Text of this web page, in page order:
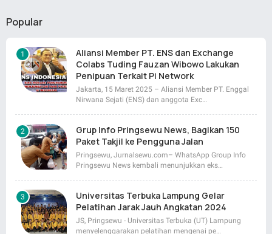
Popular
Aliansi Member PT. ENS dan Exchange
Colabs Tuding Fauzan Wibowo Lakukan
Penipuan Terkait Pi Network
Jakarta, 15 Maret 2025 – Aliansi Member PT. Enggal
Nirwana Sejati (ENS) dan anggota Exc…
Grup Info Pringsewu News, Bagikan 150
Paket Takjil ke Pengguna Jalan
Pringsewu, Jurnalsewu.com– WhatsApp Group Info
Pringsewu News kembali menunjukkan eks…
Universitas Terbuka Lampung Gelar
Pelatihan Jarak Jauh Angkatan 2024
JS, Pringsewu - Universitas Terbuka (UT) Lampung
menyelenggarakan pelatihan mengenai pe…